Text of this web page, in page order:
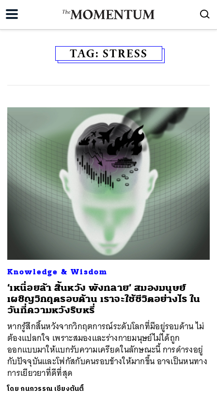
TAG: STRESS
Knowledge & Wisdom
‘เหนื่อยล้า สิ้นหวัง พังทลาย’ สมองมนุษย์
เผชิญวิกฤตรอบด้าน เราจะใช้ชีวิตอย่างไร ใน
วันที่ความหวังริบหรี่
หากรู้สึกสิ้นหวังจากวิกฤตการณ์ระดับโลกที่มีอยู่รอบด้าน ไม่
ต้องแปลกใจ เพราะสมองและร่างกายมนุษย์ไม่ได้ถูก
ออกแบบมาให้แบกรับความเครียดในลักษณะนี้ การดำรงอยู่
กับปัจจุบันและโฟกัสกับคนรอบข้างให้มากขึ้น อาจเป็นหนทาง
การเยียวยาที่ดีที่สุด
โดย กนกวรรณ เชียงตันติ์